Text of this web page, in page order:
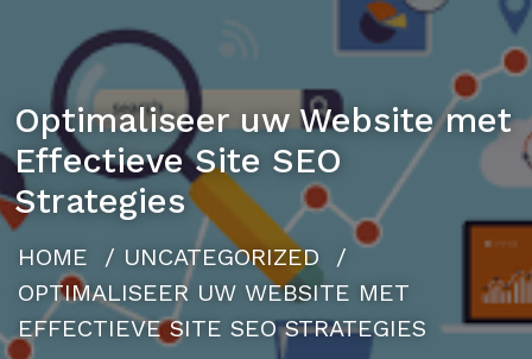
Optimaliseer uw Website met
Effectieve Site SEO
Strategies
HOME / UNCATEGORIZED /
OPTIMALISEER UW WEBSITE MET
EFFECTIEVE SITE SEO STRATEGIES